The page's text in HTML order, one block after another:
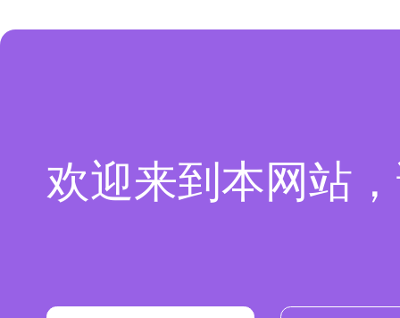
欢迎来到本网站